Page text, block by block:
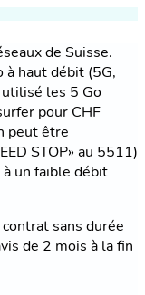
de Suisse.
haut débit (5G,
les 5 Go
pour CHF
peut être
STOP» au 5511)
un faible débit
sans durée
de 2 mois à la fin